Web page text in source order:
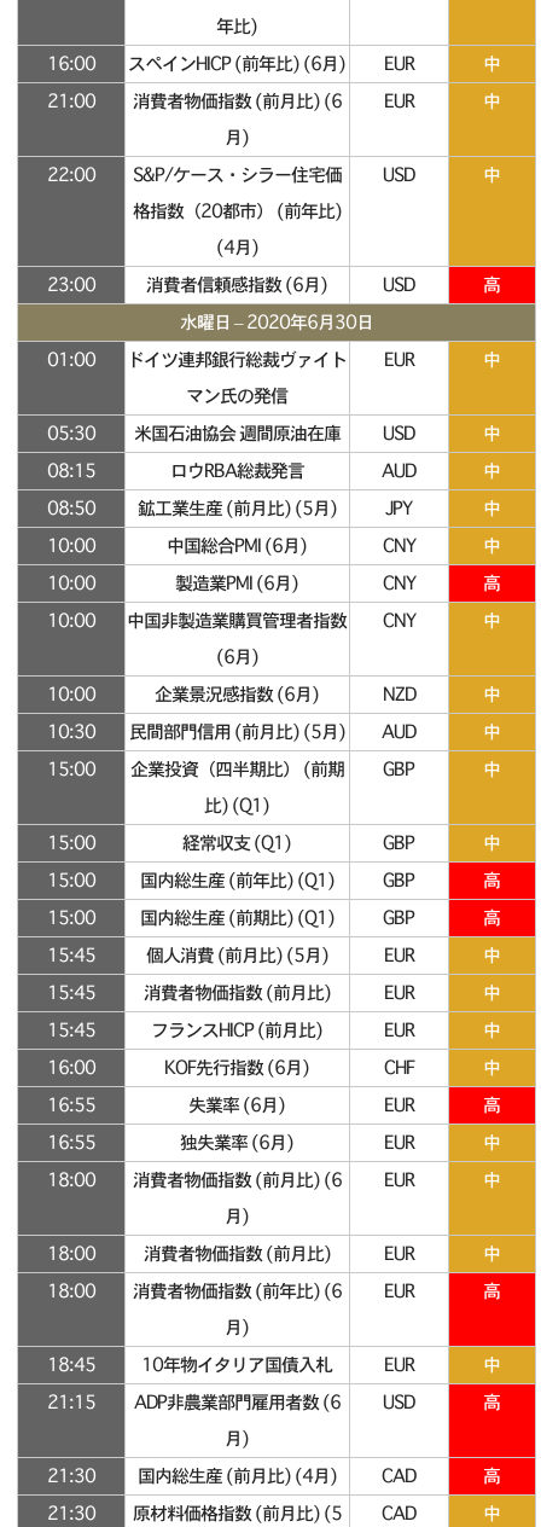
年比)
16:00 スペインHICP (前年比) (6月) EUR
中
21:00
消費者物価指数 (前月比) (6
月)
EUR 中
22:00
S&P/ケース・シラー住宅価
格指数（20都市） (前年比)
(4月)
USD 中
23:00 消費者信頼感指数 (6月) USD
高
水曜日 – 2020年6月30日
01:00
ドイツ連邦銀行総裁ヴァイト
マン氏の発信
EUR 中
05:30 米国石油協会 週間原油在庫 USD
中
08:15
ロウRBA総裁発言 AUD
中
08:50
鉱工業生産 (前月比) (5月) JPY
中
10:00
中国総合PMI (6月) CNY
中
10:00
製造業PMI (6月) CNY
高
10:00
中国非製造業購買管理者指数
(6月)
CNY 中
10:00 企業景況感指数 (6月) NZD
中
10:30
民間部門信用 (前月比) (5月) AUD
中
15:00
企業投資（四半期比） (前期
比) (Q1)
GBP 中
15:00 経常収支 (Q1) GBP
中
15:00
国内総生産 (前年比) (Q1) GBP
高
15:00
国内総生産 (前期比) (Q1) GBP
高
15:45
個人消費 (前月比) (5月) EUR
中
15:45
消費者物価指数 (前月比) EUR
中
15:45
フランスHICP (前月比) EUR
中
16:00
KOF先行指数 (6月) CHF
中
16:55
失業率 (6月) EUR
高
16:55
独失業率 (6月) EUR
中
18:00
消費者物価指数 (前月比) (6
月)
EUR 中
18:00 消費者物価指数 (前月比) EUR
中
18:00
消費者物価指数 (前年比) (6
月)
EUR 高
18:45 10年物イタリア国債入札 EUR
中
21:15
ADP非農業部門雇用者数 (6
月)
USD 高
21:30 国内総生産 (前月比) (4月) CAD
高
21:30
原材料価格指数 (前月比) (5
CAD 中